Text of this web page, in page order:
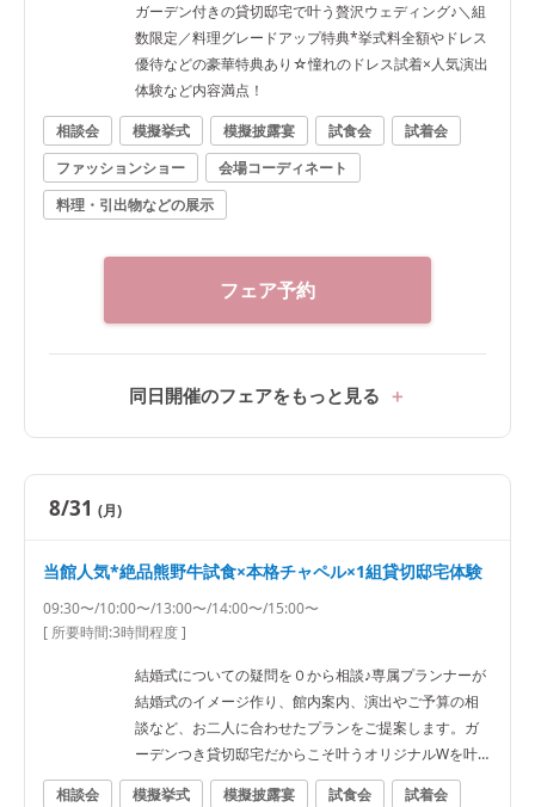
ガーデン付きの貸切邸宅で叶う贅沢ウェディング♪＼組
数限定／料理グレードアップ特典*挙式料全額やドレス
優待などの豪華特典あり☆憧れのドレス試着×人気演出
体験など内容満点！
相談会
模擬挙式 模擬披露宴 試食会
試着会
ファッションショー
会場コーディネート
料理・引出物などの展示
フェア予約
同日開催のフェアをもっと見る
8/31 (月)
当館人気*絶品熊野牛試食×本格チャペル×1組貸切邸宅体験
09:30〜/10:00〜/13:00〜/14:00〜/15:00〜
[ 所要時間:3時間程度]
結婚式についての疑問を０から相談♪専属プランナーが
結婚式のイメージ作り、館内案内、演出やご予算の相
談など、お二人に合わせたプランをご提案します。ガ
ーデンつき貸切邸宅だからこそ叶うオリジナルWを叶
えよう
相談会 模擬挙式 模擬披露宴 試食会
試着会